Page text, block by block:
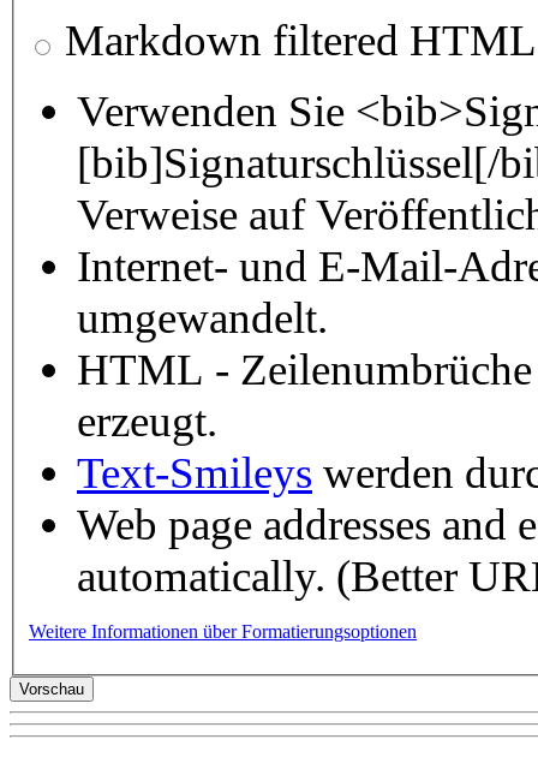
Markdown filtered HTML
Verwenden Sie
[bib]Signaturschlüssel[/
Verweise auf
Internet- und E-Mail-
umgewandelt.
HTML - Zeilenumbrüche
erzeugt.
Text-Smileys werden
Web page addresses
automatically. (Better
Weitere Informationen über Formatierungsoptionen